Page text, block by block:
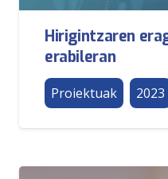
Hirigintzaren
erabileran
Proiektuak 2023